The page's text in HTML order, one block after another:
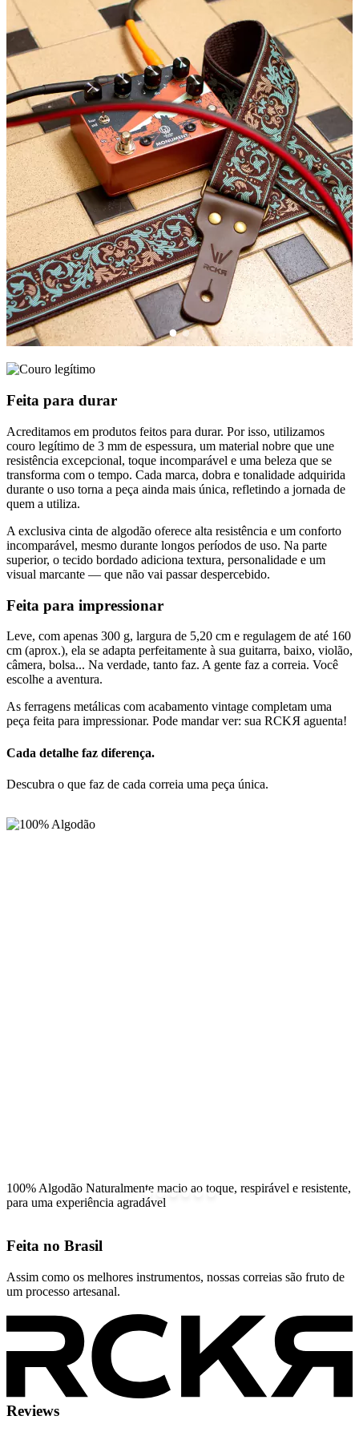
Feita para durar
Acreditamos em produtos feitos para durar. Por isso, utilizamos
couro legítimo de 3 mm de espessura, um material nobre que une
resistência excepcional, toque incomparável e uma beleza que se
transforma com o tempo. Cada marca, dobra e tonalidade adquirida
durante o uso torna a peça ainda mais única, refletindo a jornada de
quem a utiliza.
A exclusiva cinta de algodão oferece alta resistência e um conforto
incomparável, mesmo durante longos períodos de uso. Na parte
superior, o tecido bordado adiciona textura, personalidade e um
visual marcante — que não vai passar despercebido.
Feita para impressionar
Leve, com apenas 300 g, largura de 5,20 cm e regulagem de até 160
cm (aprox.), ela se adapta perfeitamente à sua guitarra, baixo, violão,
câmera, bolsa... Na verdade, tanto faz. A gente faz a correia. Você
escolhe a aventura.
As ferragens metálicas com acabamento vintage completam uma
peça feita para impressionar. Pode mandar ver: sua RCKR aguenta!
Cada detalhe faz diferença.
Descubra o que faz de cada correia uma peça única.
100% Algodão Naturalmente macio ao toque, respirável e resistente,
para uma experiência agradável
Feita no Brasil
Assim como os melhores instrumentos, nossas correias são fruto de
um processo artesanal.
Reviews